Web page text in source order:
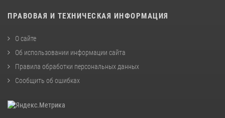
ПРАВОВАЯ И ТЕХНИЧЕСКАЯ ИНФОРМАЦИЯ
О сайте
Об использовании информации сайта
Правила обработки персональных данных
Сообщить об ошибках